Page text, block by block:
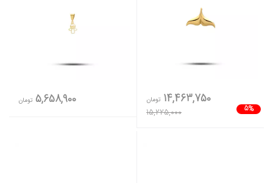
5%
14,463,750 تومان
15,225,000
5,658,900 تومان